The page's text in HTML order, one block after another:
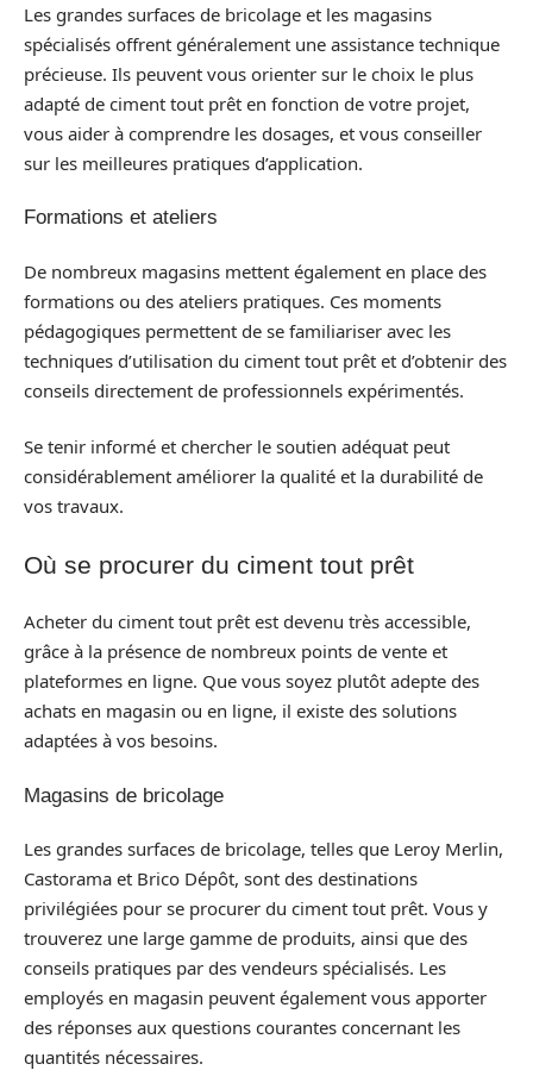
Les grandes surfaces de bricolage et les magasins
spécialisés offrent généralement une assistance technique
précieuse. Ils peuvent vous orienter sur le choix le plus
adapté de ciment tout prêt en fonction de votre projet,
vous aider à comprendre les dosages, et vous conseiller
sur les meilleures pratiques d’application.
Formations et ateliers
De nombreux magasins mettent également en place des
formations ou des ateliers pratiques. Ces moments
pédagogiques permettent de se familiariser avec les
techniques d’utilisation du ciment tout prêt et d’obtenir des
conseils directement de professionnels expérimentés.
Se tenir informé et chercher le soutien adéquat peut
considérablement améliorer la qualité et la durabilité de
vos travaux.
Où se procurer du ciment tout prêt
Acheter du ciment tout prêt est devenu très accessible,
grâce à la présence de nombreux points de vente et
plateformes en ligne. Que vous soyez plutôt adepte des
achats en magasin ou en ligne, il existe des solutions
adaptées à vos besoins.
Magasins de bricolage
Les grandes surfaces de bricolage, telles que Leroy Merlin,
Castorama et Brico Dépôt, sont des destinations
privilégiées pour se procurer du ciment tout prêt. Vous y
trouverez une large gamme de produits, ainsi que des
conseils pratiques par des vendeurs spécialisés. Les
employés en magasin peuvent également vous apporter
des réponses aux questions courantes concernant les
quantités nécessaires.